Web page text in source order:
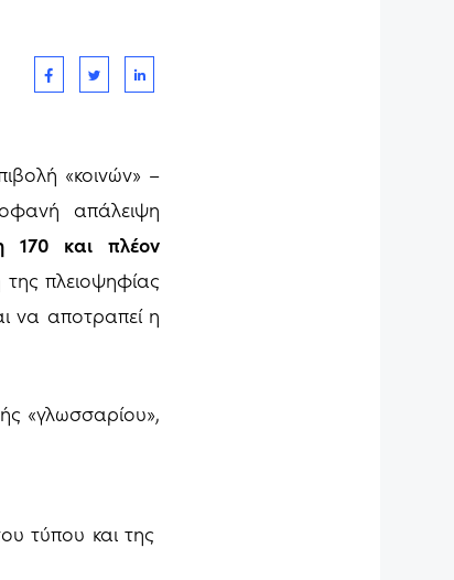
«κοινών» –
απάλειψη
170 και πλέον
πλειοψηφίας
να αποτραπεί η
«γλωσσαρίου»,
τύπου και της